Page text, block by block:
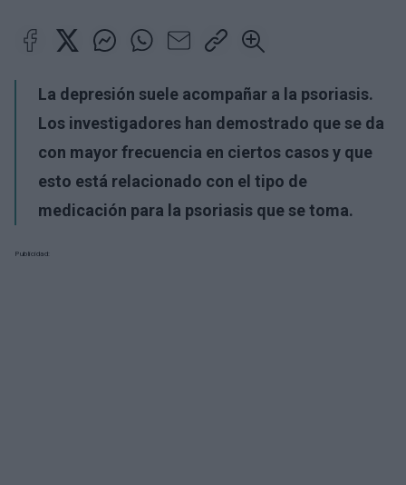
La depresión suele acompañar a la psoriasis.
Los investigadores han demostrado que se da
con mayor frecuencia en ciertos casos y que
esto está relacionado con el tipo de
medicación para la psoriasis que se toma.
Publicidad: